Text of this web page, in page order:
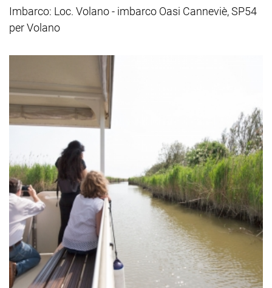
Imbarco: Loc. Volano - imbarco Oasi Canneviè, SP54
per Volano